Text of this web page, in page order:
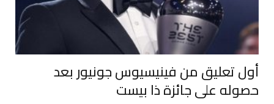
أول تعليق من فينيسيوس جونيور بعد
حصوله على جائزة ذا بيست